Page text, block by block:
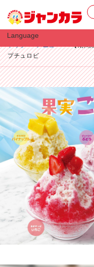
Language
プチュロビ